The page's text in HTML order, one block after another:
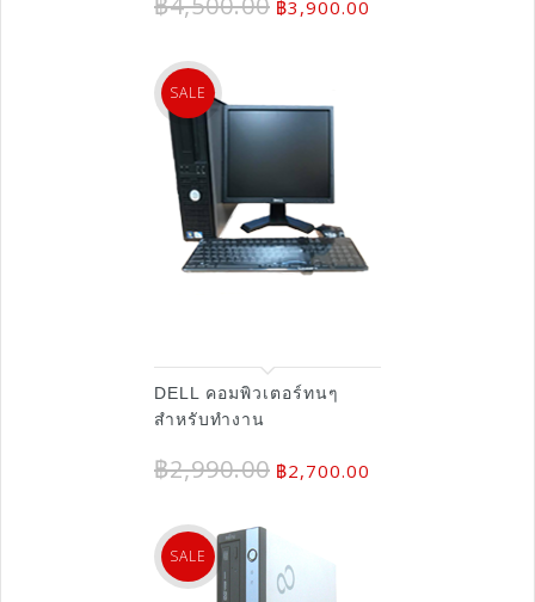
฿3,900.00
DELL คอมพิวเตอร์ทนๆ
สำหรับทำงาน
฿2,990.00 ฿2,700.00
SALE
SALE